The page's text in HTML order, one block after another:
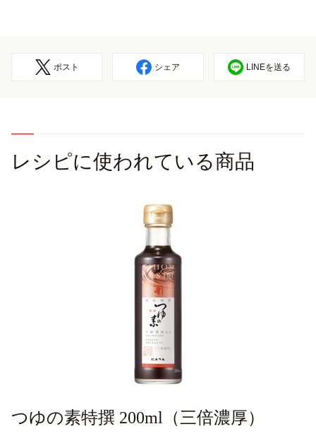
ポスト シェア LINEを送る
レシピに使われている商品
つゆの素特撰 200ml（三倍濃厚）